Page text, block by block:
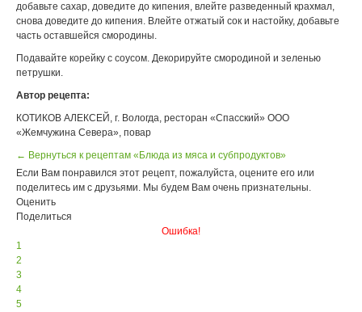
добавьте сахар, доведите до кипения, влейте разведенный крахмал,
снова доведите до кипения. Влейте отжатый сок и настойку, добавьте
часть оставшейся смородины.
Подавайте корейку с соусом. Декорируйте смородиной и зеленью
петрушки.
Автор рецепта:
КОТИКОВ АЛЕКСЕЙ, г. Вологда, ресторан «Спасский» ООО
«Жемчужина Севера», повар
← Вернуться к рецептам «Блюда из мяса и субпродуктов»
Если Вам понравился этот рецепт, пожалуйста, оцените его или
поделитесь им с друзьями. Мы будем Вам очень признательны.
Оценить
Поделиться
Ошибка!
1
2
3
4
5